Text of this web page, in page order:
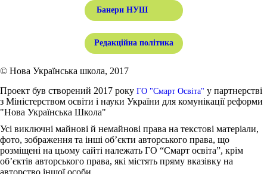
Банери НУШ
Редакційна політика
© Нова Українська школа, 2017
Проект був створений 2017 року ГО "Смарт Освіта" у партнерстві
з Міністерством освіти і науки України для комунікації реформи
"Нова Українська Школа"
Усі виключні майнові й немайнові права на текстові матеріали,
фото, зображення та інші об’єкти авторського права, що
розміщені на цьому сайті належать ГО “Смарт освіта”, крім
об’єктів авторського права, які містять пряму вказівку на
авторство іншої особи.